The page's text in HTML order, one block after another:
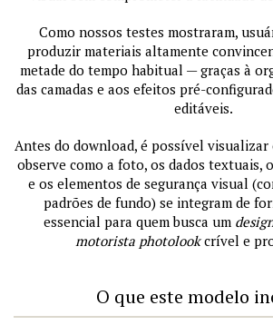
Como nossos testes mostraram,
produzir materiais altamente
metade do tempo habitual — graças à
das camadas e aos efeitos pré-
editáveis.
Antes do download, é possível
observe como a foto, os dados textuais,
e os elementos de segurança visual
padrões de fundo) se integram de
essencial para quem busca um
motorista photolookcrível e
O que este modelo